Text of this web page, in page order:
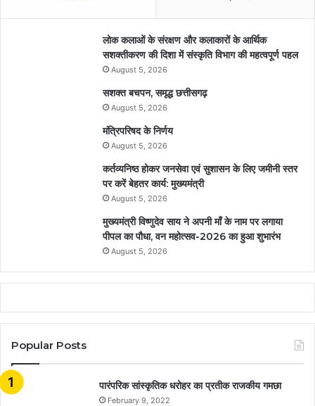
लोक कलाओं के संरक्षण और कलाकारों के आर्थिक
सशक्तीकरण की दिशा में संस्कृति विभाग की महत्वपूर्ण पहल
August 5, 2026
सशक्त बचपन, समृद्ध छत्तीसगढ़
August 5, 2026
मंत्रिपरिषद के निर्णय
August 5, 2026
कर्तव्यनिष्ठ होकर जनसेवा एवं सुशासन के लिए जमीनी स्तर
पर करें बेहतर कार्य: मुख्यमंत्री
August 5, 2026
मुख्यमंत्री विष्णुदेव साय ने अपनी माँ के नाम पर लगाया
पीपल का पौधा, वन महोत्सव-2026 का हुआ शुभारंभ
August 5, 2026
Popular Posts
​​​​​​​पारंपरिक सांस्कृतिक धरोहर का प्रतीक राजकीय गमछा
February 9, 2022